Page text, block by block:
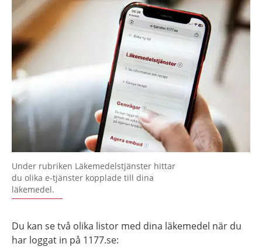
Under rubriken Läkemedelstjänster hittar
du olika e-tjänster kopplade till dina
läkemedel.
Du kan se två olika listor med dina läkemedel när du
har loggat in på 1177.se: